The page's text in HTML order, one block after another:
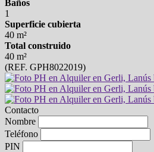
Baños
1
Superficie cubierta
40 m²
Total construido
40 m²
(REF. GPH8022019)
Contacto
Nombre
Teléfono
PIN